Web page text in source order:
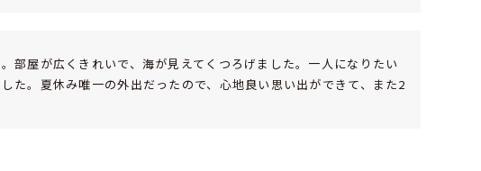
部屋が広くきれいで、海が見えてくつろげました。一人になりたい
た。夏休み唯一の外出だったので、心地良い思い出ができて、また2